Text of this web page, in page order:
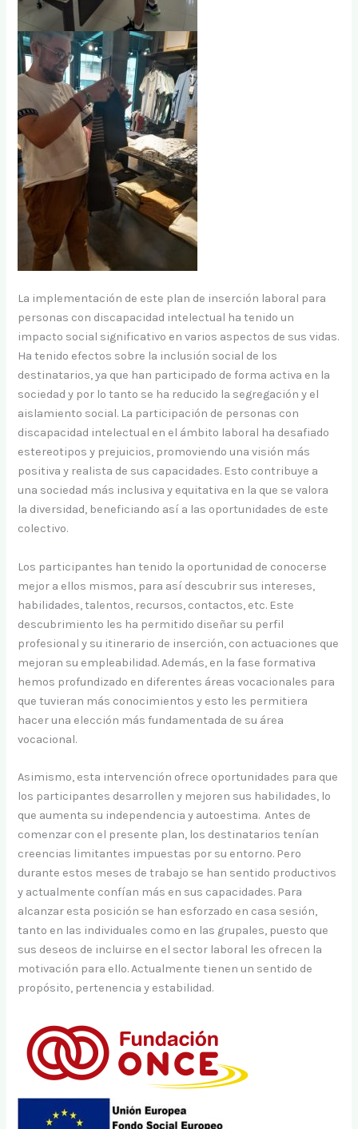
La implementación de este plan de inserción laboral para
personas con discapacidad intelectual ha tenido un
impacto social significativo en varios aspectos de sus vidas.
Ha tenido efectos sobre la inclusión social de los
destinatarios, ya que han participado de forma activa en la
sociedad y por lo tanto se ha reducido la segregación y el
aislamiento social. La participación de personas con
discapacidad intelectual en el ámbito laboral ha desafiado
estereotipos y prejuicios, promoviendo una visión más
positiva y realista de sus capacidades. Esto contribuye a
una sociedad más inclusiva y equitativa en la que se valora
la diversidad, beneficiando así a las oportunidades de este
colectivo.
Los participantes han tenido la oportunidad de conocerse
mejor a ellos mismos, para así descubrir sus intereses,
habilidades, talentos, recursos, contactos, etc. Este
descubrimiento les ha permitido diseñar su perfil
profesional y su itinerario de inserción, con actuaciones que
mejoran su empleabilidad. Además, en la fase formativa
hemos profundizado en diferentes áreas vocacionales para
que tuvieran más conocimientos y esto les permitiera
hacer una elección más fundamentada de su área
vocacional.
Asimismo, esta intervención ofrece oportunidades para que
los participantes desarrollen y mejoren sus habilidades, lo
que aumenta su independencia y autoestima. Antes de
comenzar con el presente plan, los destinatarios tenían
creencias limitantes impuestas por su entorno. Pero
durante estos meses de trabajo se han sentido productivos
y actualmente confían más en sus capacidades. Para
alcanzar esta posición se han esforzado en casa sesión,
tanto en las individuales como en las grupales, puesto que
sus deseos de incluirse en el sector laboral les ofrecen la
motivación para ello. Actualmente tienen un sentido de
propósito, pertenencia y estabilidad.